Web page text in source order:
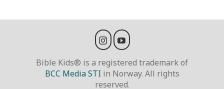
Bible Kids® is a registered trademark of
BCC Media STI in Norway. All rights
reserved.